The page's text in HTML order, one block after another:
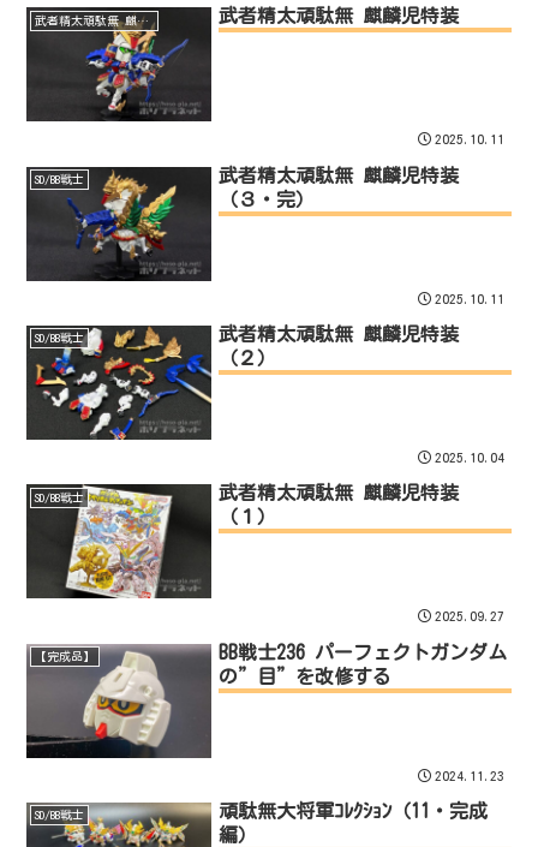
武者精太頑駄無 麒麟児特装 武者精太頑駄無 麒麟児特装
2025.10.11
SD/BB戦士
武者精太頑駄無 麒麟児特装
（３・完）
2025.10.11
SD/BB戦士
武者精太頑駄無 麒麟児特装
（２）
2025.10.04
SD/BB戦士
武者精太頑駄無 麒麟児特装
（１）
2025.09.27
【完成品】
BB戦士236 パーフェクトガンダム
の”目”を改修する
2024.11.23
SD/BB戦士
頑駄無大将軍ｺﾚｸｼｮﾝ（11・完成
編）